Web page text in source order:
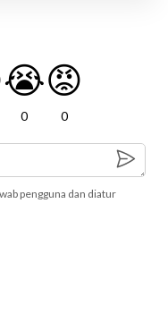
😭
0
😡
0
pengguna dan diatur